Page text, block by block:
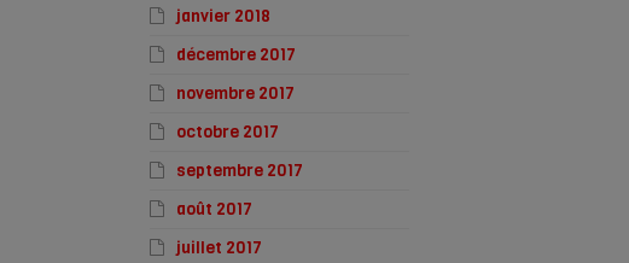
janvier 2018
décembre 2017
novembre 2017
octobre 2017
septembre 2017
août 2017
juillet 2017